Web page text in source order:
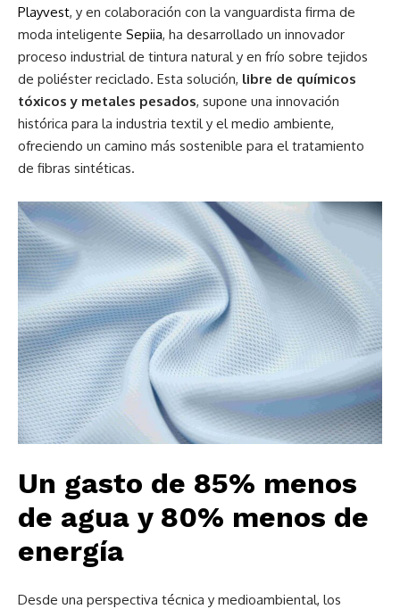
Playvest, y en colaboración con la vanguardista firma de
moda inteligente Sepiia, ha desarrollado un innovador
proceso industrial de tintura natural y en frío sobre tejidos
de poliéster reciclado. Esta solución, libre de químicos
tóxicos y metales pesados, supone una innovación
histórica para la industria textil y el medio ambiente,
ofreciendo un camino más sostenible para el tratamiento
de fibras sintéticas.
Un gasto de 85% menos
de agua y 80% menos de
energía
Desde una perspectiva técnica y medioambiental, los